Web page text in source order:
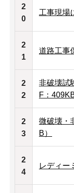
2
0
工事現場
2
1
道路工事
2
2
非破壊試
F：409KB
2
3
微破壊・
B）
2
4
レディー